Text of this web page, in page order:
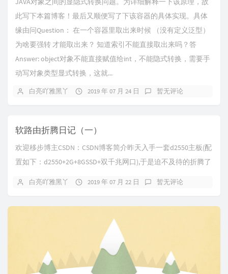
此写下本篇博客！最后又顺便写了下该容器的具体实现。具体
缘由问Question： 在一个容器里取出来时候 （没有定义泛型）
为啥要强转 才能取出来？ 知道索引不能直接取出来吗？答
Answer: object对象不能直接赋值给int，不能隐式转换，需要手
动写对象类型显式转换，这就...
白亮吖雅黑丫 2019 年 07 月 24 日 暂无评论
软路由折腾日记（一）
欢迎移步博主CSDN：CSDN博客简介昨天入手一套d2550主板(配
置如下：d2550+2G+8GSSD+双千兆网口),于是迫不及待的折腾了
白亮吖雅黑丫 2019 年 07 月 22 日 暂无评论